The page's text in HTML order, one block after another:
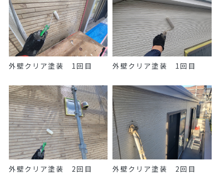
外壁クリア塗装 1回目 外壁クリア塗装 1回目
外壁クリア塗装 2回目 外壁クリア塗装 2回目